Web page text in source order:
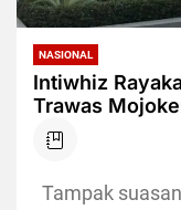
NASIONAL
Intiwhiz
Trawas
Diskon,Dan
Tampak